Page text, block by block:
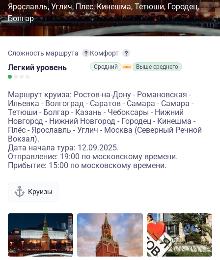
Ярославль Углич Плес Кинешма Тетюши Городец
Болгар
Сложность маршрута
Легкий уровень
Комфорт
Средний Выше среднего
Маршрут круиза: Ростов-на-Дону - Романовская -
Ильевка - Волгоград - Саратов - Самара - Самара -
Тетюши - Болгар - Казань - Чебоксары - Нижний
Новгород - Нижний Новгород - Городец - Кинешма -
Плёс - Ярославль - Углич - Москва (Северный Речной
Вокзал).
Дата начала тура: 12.09.2025.
Отправление: 19:00 по московскому времени.
Прибытие: 15:00 по московскому времени.
Круизы